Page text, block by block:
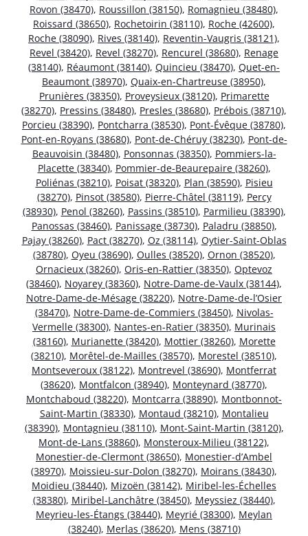
Rovon (38470), Roussillon (38150), Romagnieu (38480),
Roissard (38650), Rochetoirin (38110), Roche (42600),
Roche (38090), Rives (38140), Reventin-Vaugris (38121),
Revel (38420), Revel (38270), Rencurel (38680), Renage
(38140), Réaumont (38140), Quincieu (38470), Quet-en-
Beaumont (38970), Quaix-en-Chartreuse (38950),
Prunières (38350), Proveysieux (38120), Primarette
(38270), Pressins (38480), Presles (38680), Prébois (38710),
Porcieu (38390), Pontcharra (38530), Pont-Évêque (38780),
Pont-en-Royans (38680), Pont-de-Chéruy (38230), Pont-de-
Beauvoisin (38480), Ponsonnas (38350), Pommiers-la-
Placette (38340), Pommier-de-Beaurepaire (38260),
Poliénas (38210), Poisat (38320), Plan (38590), Pisieu
(38270), Pinsot (38580), Pierre-Châtel (38119), Percy
(38930), Penol (38260), Passins (38510), Parmilieu (38390),
Panossas (38460), Panissage (38730), Paladru (38850),
Pajay (38260), Pact (38270), Oz (38114), Oytier-Saint-Oblas
(38780), Oyeu (38690), Oulles (38520), Ornon (38520),
Ornacieux (38260), Oris-en-Rattier (38350), Optevoz
(38460), Noyarey (38360), Notre-Dame-de-Vaulx (38144),
Notre-Dame-de-Mésage (38220), Notre-Dame-de-l’Osier
(38470), Notre-Dame-de-Commiers (38450), Nivolas-
Vermelle (38300), Nantes-en-Ratier (38350), Murinais
(38160), Murianette (38420), Mottier (38260), Morette
(38210), Morêtel-de-Mailles (38570), Morestel (38510),
Montseveroux (38122), Montrevel (38690), Montferrat
(38620), Montfalcon (38940), Monteynard (38770),
Montchaboud (38220), Montcarra (38890), Montbonnot-
Saint-Martin (38330), Montaud (38210), Montalieu
(38390), Montagnieu (38110), Mont-Saint-Martin (38120),
Mont-de-Lans (38860), Monsteroux-Milieu (38122),
Monestier-de-Clermont (38650), Monestier-d’Ambel
(38970), Moissieu-sur-Dolon (38270), Moirans (38430),
Moidieu (38440), Mizoën (38142), Miribel-les-Échelles
(38380), Miribel-Lanchâtre (38450), Meyssiez (38440),
Meyrieu-les-Étangs (38440), Meyrié (38300), Meylan
(38240), Merlas (38620), Mens (38710)